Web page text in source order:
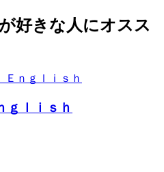
好きな人にオスス
ｌｉｓｈ